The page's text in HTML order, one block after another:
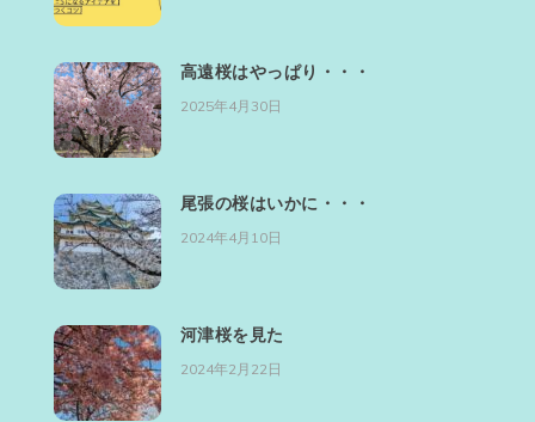
高遠桜はやっぱり・・・
2025年4月30日
尾張の桜はいかに・・・
2024年4月10日
河津桜を見た
2024年2月22日